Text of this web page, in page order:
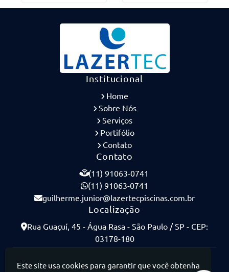
Institucional
Home
Sobre Nós
Serviços
Portifólio
Contato
Contato
(11) 91063-0741
(11) 91063-0741
guilherme.junior@lazertecpiscinas.com.br
Localização
Rua Guaçuí, 45 - Água Rasa - São Paulo / SP - CEP:
03178-180
Este site usa cookies para garantir que você obtenha